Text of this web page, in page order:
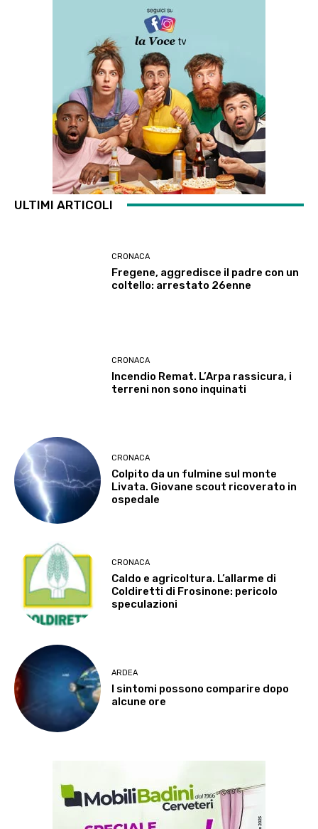
ULTIMI ARTICOLI
CRONACA
Fregene, aggredisce il padre con un
coltello: arrestato 26enne
CRONACA
Incendio Remat. L’Arpa rassicura, i
terreni non sono inquinati
CRONACA
Colpito da un fulmine sul monte
Livata. Giovane scout ricoverato in
ospedale
CRONACA
Caldo e agricoltura. L’allarme di
Coldiretti di Frosinone: pericolo
speculazioni
ARDEA
I sintomi possono comparire dopo
alcune ore